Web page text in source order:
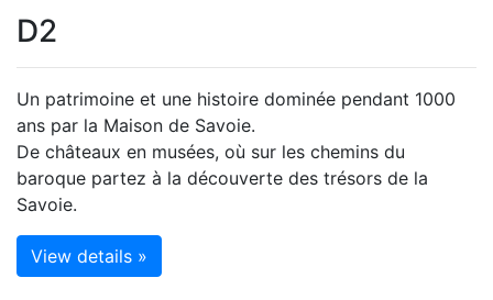
D2
Un patrimoine et une histoire dominée pendant 1000
ans par la Maison de Savoie.
De châteaux en musées, où sur les chemins du
baroque partez à la découverte des trésors de la
Savoie.
View details »